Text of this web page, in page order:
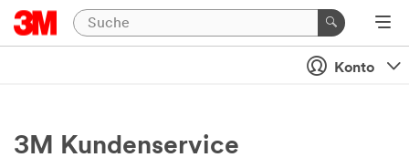
Konto
3M Kundenservice